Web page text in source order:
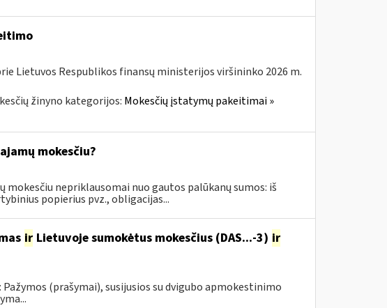
Lietuvos Respublikos finansų ministerijos viršininko 2026 m.
žinyno kategorijos: Mokesčių įstatymų pakeitimai »
mokesčiu?
nepriklausomai nuo gautos palūkanų sumos: iš
popierius pvz., obligacijas...
irLietuvoje sumokėtus mokesčius (DAS...-3) ir
(prašymai), susijusios su dvigubo apmokestinimo